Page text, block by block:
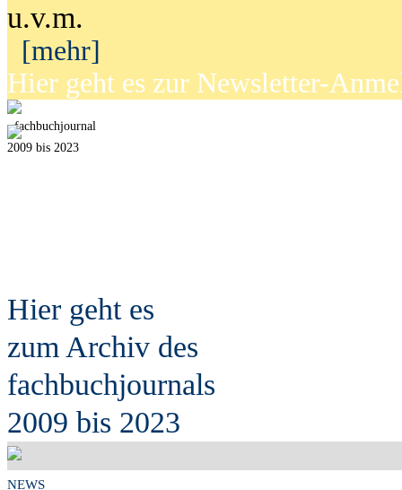
u.v.m.
[mehr]
Hier geht es zur Newsletter-
fachbuchjournal
2009 bis 2023
Hier geht es
zum Archiv des
fachbuchjournals
2009 bis 2023
NEWS